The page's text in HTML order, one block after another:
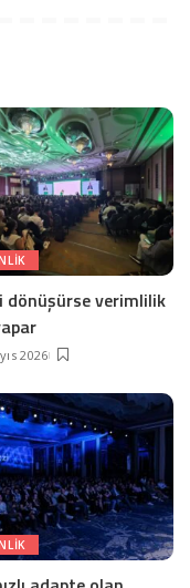
dönüşürse verimlilik
2026